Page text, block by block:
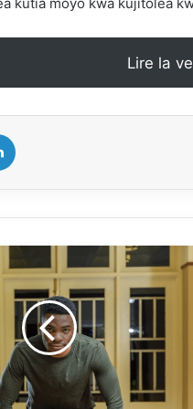
kutia moyo kwa kujitolea
Lire la